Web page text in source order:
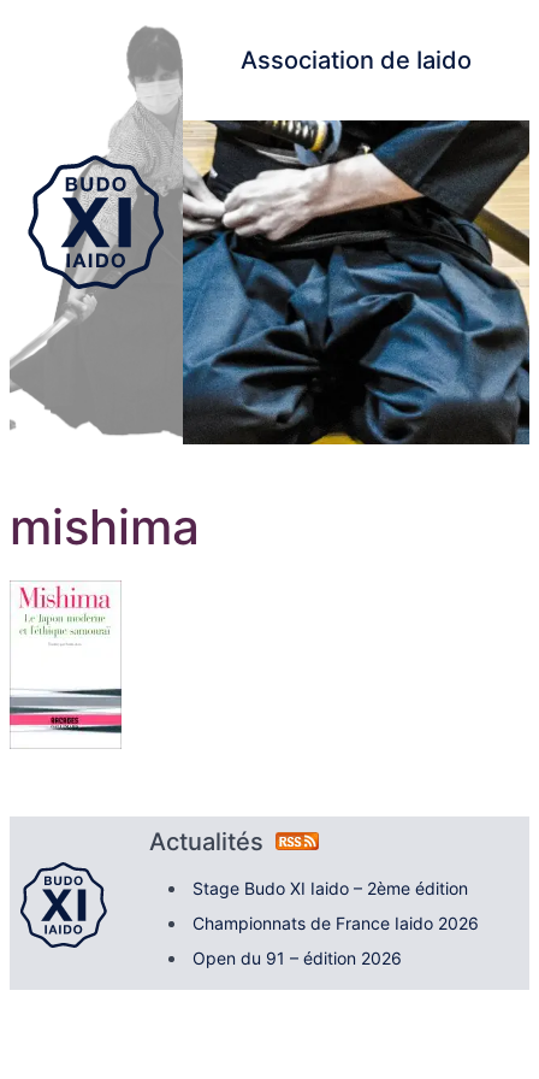
Association de Iaido
mishima
Actualités
Stage Budo XI Iaido – 2ème édition
Championnats de France Iaido 2026
Open du 91 – édition 2026